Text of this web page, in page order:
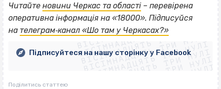
Читайте новини Черкас та області – перевірена
оперативна інформація на «18000». Підписуйся
на телеграм‐канал «Шо там у Черкасах?»
ВІСІМНАДЦЯТЬ ТРИ НУЛІ
ВІСІМНАДЦЯТЬ ТРИ НУЛІ
ВІСІМНАДЦЯТЬ ТРИ НУЛІ
ВІСІМНАДЦЯТЬ ТРИ НУЛІ
ВІСІМНАДЦЯТЬ ТРИ НУЛІ
ВІСІМНАДЦЯТЬ ТРИ НУЛІ
ВІСІМНАДЦЯТЬ ТРИ НУЛІ
Підписуйтеся на нашу сторінку у Facebook
Поділитись статтею